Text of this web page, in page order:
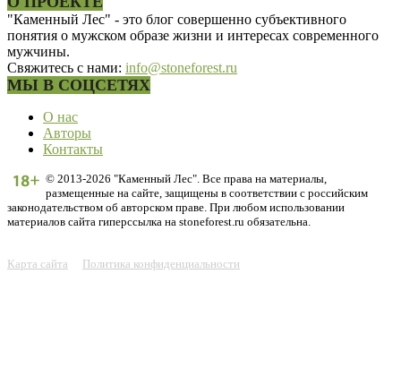
"Каменный Лес" - это блог совершенно субъективного
понятия о мужском образе жизни и интересах современного
мужчины.
Свяжитесь с нами: info@stoneforest.ru
МЫ В СОЦСЕТЯХ
О нас
Авторы
Контакты
© 2013-2026 "Каменный Лес". Все права на материалы,
размещенные на сайте, защищены в соответствии с российским
законодательством об авторском праве. При любом использовании
материалов сайта гиперссылка на stoneforest.ru обязательна.
Карта сайта Политика конфиденциальности